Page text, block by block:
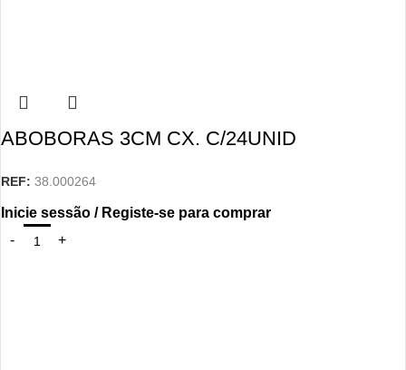
ABOBORAS 3CM CX. C/24UNID
REF: 38.000264
Inicie sessão / Registe-se para comprar